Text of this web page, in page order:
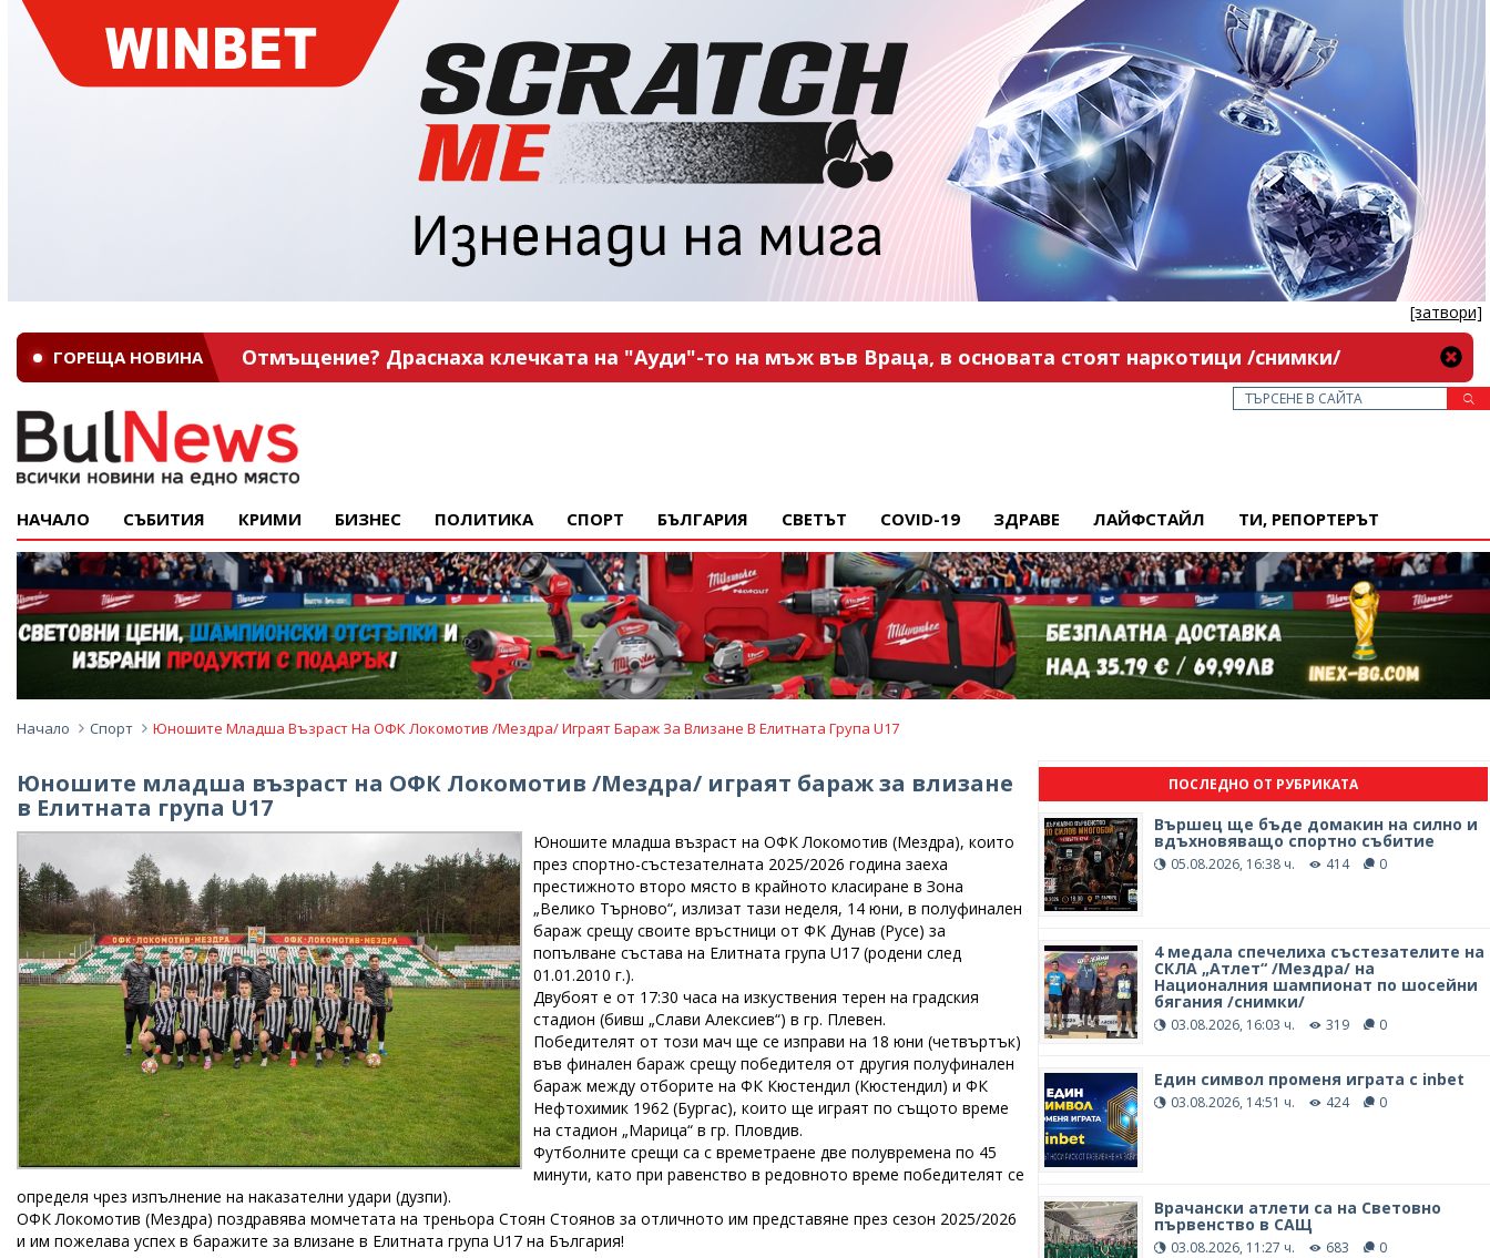
[затвори]
ГОРЕЩА НОВИНА Отмъщение? Драснаха клечката на "Ауди"-то на мъж във Враца, в основата стоят наркотици /снимки/
НАЧАЛО СЪБИТИЯ КРИМИ БИЗНЕС ПОЛИТИКА СПОРТ БЪЛГАРИЯ СВЕТЪТ COVID-19 ЗДРАВЕ ЛАЙФСТАЙЛ ТИ, РЕПОРТЕРЪТ
Начало Спорт Юношите Младша Възраст На ОФК Локомотив /Мездра/ Играят Бараж За Влизане В Елитната Група U17
Юношите младша възраст на ОФК Локомотив /Мездра/ играят бараж за влизане
в Елитната група U17
Юношите младша възраст на ОФК Локомотив (Мездра), които
през спортно-състезателната 2025/2026 година заеха
престижното второ място в крайното класиране в Зона
„Велико Търново“, излизат тази неделя, 14 юни, в полуфинален
бараж срещу своите връстници от ФК Дунав (Русе) за
попълване състава на Елитната група U17 (родени след
01.01.2010 г.).
Двубоят е от 17:30 часа на изкуствения терен на градския
стадион (бивш „Слави Алексиев“) в гр. Плевен.
Победителят от този мач ще се изправи на 18 юни (четвъртък)
във финален бараж срещу победителя от другия полуфинален
бараж между отборите на ФК Кюстендил (Кюстендил) и ФК
Нефтохимик 1962 (Бургас), които ще играят по същото време
на стадион „Марица“ в гр. Пловдив.
Футболните срещи са с времетраене две полувремена по 45
минути, като при равенство в редовното време победителят се
определя чрез изпълнение на наказателни удари (дузпи).
ОФК Локомотив (Мездра) поздравява момчетата на треньора Стоян Стоянов за отличното им представяне през сезон 2025/2026
и им пожелава успех в баражите за влизане в Елитната група U17 на България!
ПОСЛЕДНО ОТ РУБРИКАТА
Вършец ще бъде домакин на силно и
вдъхновяващо спортно събитие
05.08.2026, 16:38 ч. 414 0
4 медала спечелиха състезателите на
СКЛА „Атлет“ /Мездра/ на
Националния шампионат по шосейни
бягания /снимки/
03.08.2026, 16:03 ч. 319 0
Един символ променя играта с inbet
03.08.2026, 14:51 ч. 424 0
Врачански атлети са на Световно
първенство в САЩ
03.08.2026, 11:27 ч. 683 0